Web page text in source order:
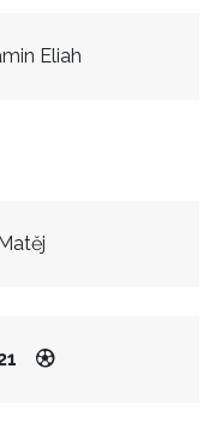
Eliah